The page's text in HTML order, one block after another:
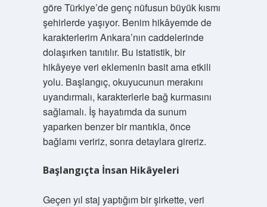
göre Türkiye’de genç nüfusun büyük kısmı
şehirlerde yaşıyor. Benim hikâyemde de
karakterlerim Ankara’nın caddelerinde
dolaşırken tanıtılır. Bu istatistik, bir
hikâyeye veri eklemenin basit ama etkili
yolu. Başlangıç, okuyucunun merakını
uyandırmalı, karakterlerle bağ kurmasını
sağlamalı. İş hayatımda da sunum
yaparken benzer bir mantıkla, önce
bağlamı veririz, sonra detaylara gireriz.
Başlangıçta İnsan Hikâyeleri
Geçen yıl staj yaptığım bir şirkette, veri